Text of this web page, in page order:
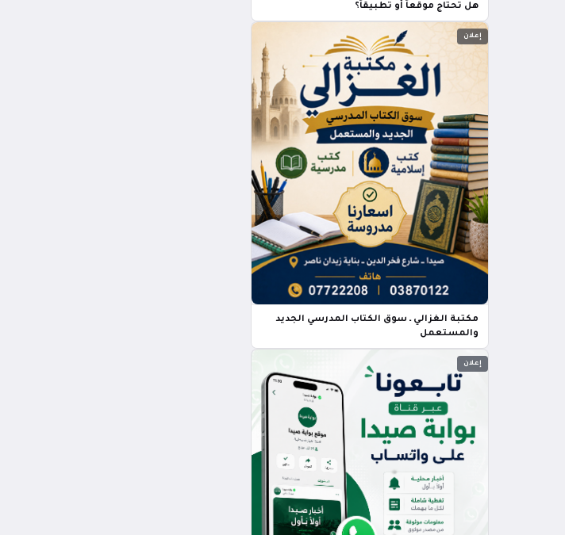
هل تحتاج موقعاً أو تطبيقاً؟
إعلان
مكتبة الغزالي ـ سوق الكتاب المدرسي الجديد
والمستعمل
إعلان